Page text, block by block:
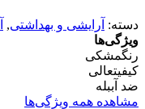
دسته: آرایشی و بهداشتی,
ویژگی‌ها
رنگمشکی
کیفیتعالی
ضد آببله
مشاهده همه ویژگی‌ها